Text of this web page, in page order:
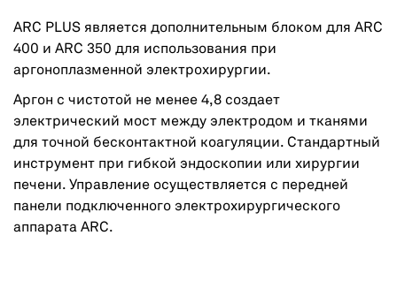
ARC PLUS является дополнительным блоком для ARC
400 и ARC 350 для использования при
аргоноплазменной электрохирургии.
Аргон с чистотой не менее 4,8 создает
электрический мост между электродом и тканями
для точной бесконтактной коагуляции. Стандартный
инструмент при гибкой эндоскопии или хирургии
печени. Управление осуществляется с передней
панели подключенного электрохирургического
аппарата ARC.